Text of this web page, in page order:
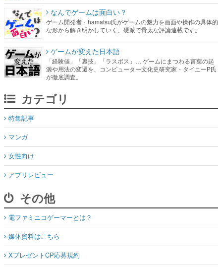
なんでゲームは面白い？
ゲーム開発者・hamatsu氏がゲームの魅力を画面や操作の具体的
な形から解き明かしていく、硬派で骨太な評論連載です。
ゲームが変えた日本語
「経験値」「裏技」「ラスボス」… ゲームにまつわる言葉の起
源や用法の変遷を、コンピューター文化史研究家・タイニーP氏
が徹底調査。
カテゴリ
特集記事
マンガ
女性向け
アプリレビュー
その他
電ファミニコゲーマーとは？
媒体資料はこちら
XプレゼントCP応募規約